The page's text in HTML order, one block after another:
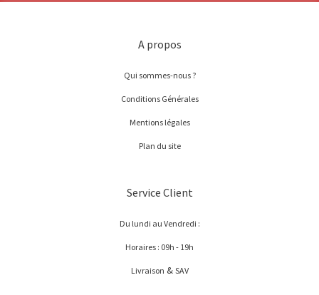
A propos
Qui sommes-nous ?
Conditions Générales
Mentions légales
Plan du site
Service Client
Du lundi au Vendredi :
Horaires : 09h - 19h
Livraison & SAV